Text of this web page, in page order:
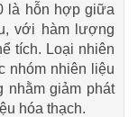
là hỗn hợp giữa
với hàm lượng
tích. Loại nhiên
nhóm nhiên liệu
nhằm giảm phát
hóa thạch.